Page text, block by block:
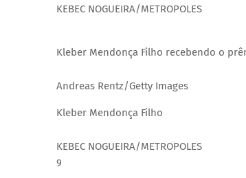
KEBEC NOGUEIRA/METROPOLES
Kleber Mendonça Filho recebendo o
Andreas Rentz/Getty Images
Kleber Mendonça Filho
KEBEC NOGUEIRA/METROPOLES
9